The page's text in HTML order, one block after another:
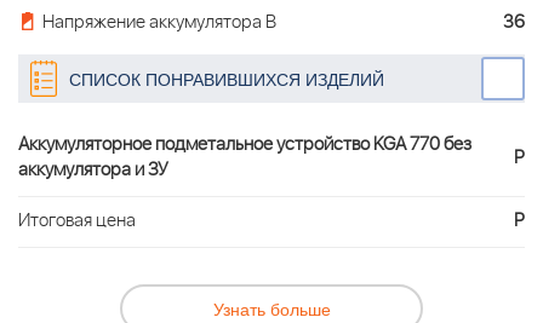
Напряжение аккумулятора В
36
СПИСОК ПОНРАВИВШИХСЯ ИЗДЕЛИЙ
Аккумуляторное подметальное устройство KGА 770 без
аккумулятора и ЗУ
Р
Итоговая цена Р
Узнать больше